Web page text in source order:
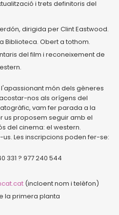
i trets definitoris del
dirigida per Clint Eastwood.
Biblioteca. Obert a tothom.
del film i reconeixement de
món dels gèneres
nos als orígens del
vam fer parada a la
us proposem seguir amb el
del cinema: el western.
Les inscripcions poden fer-se:
331 ? 977 240 544
(incloent nom i telèfon)
la primera planta